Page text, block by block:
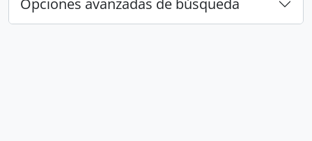
Opciones avanzadas de búsqueda